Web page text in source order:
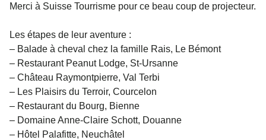
Merci à Suisse Tourrisme pour ce beau coup de projecteur.
Les étapes de leur aventure :
– Balade à cheval chez la famille Rais, Le Bémont
– Restaurant Peanut Lodge, St-Ursanne
– Château Raymontpierre, Val Terbi
– Les Plaisirs du Terroir, Courcelon
– Restaurant du Bourg, Bienne
– Domaine Anne-Claire Schott, Douanne
– Hôtel Palafitte, Neuchâtel